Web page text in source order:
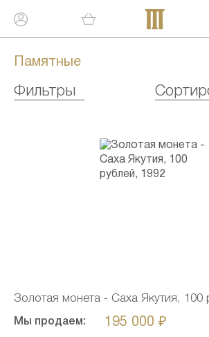
Памятные
Фильтры
Золотая монета - Саха Якутия, 100
Мы продаем: 195 000 ₽